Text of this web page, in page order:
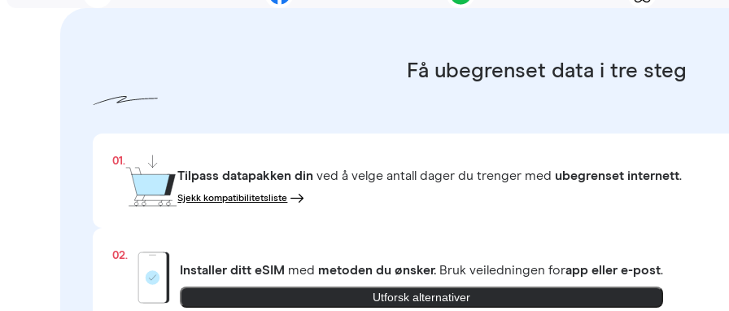
Få ubegrenset data i tre steg
01.
Tilpass datapakken din ved å velge antall dager du trenger med ubegrenset internett.
Sjekk kompatibilitetsliste
02.
Installer ditt eSIM med metoden du ønsker. Bruk veiledningen forapp eller e-post.
Utforsk alternativer